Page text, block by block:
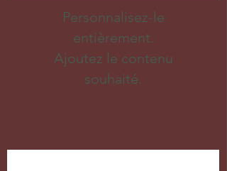
Personnalisez-le
entièrement.
Ajoutez le contenu
souhaité.